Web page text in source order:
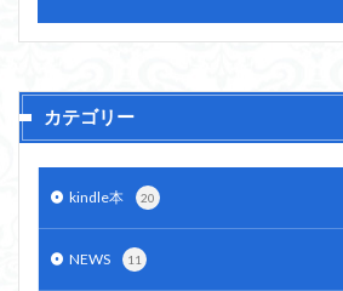
カテゴリー
kindle本 20
NEWS 11